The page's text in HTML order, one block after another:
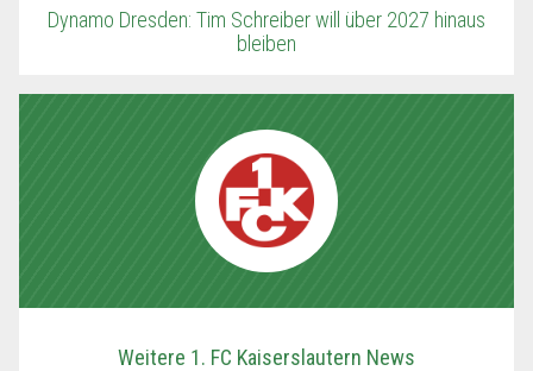
Dynamo Dresden: Tim Schreiber will über 2027 hinaus
bleiben
Weitere 1. FC Kaiserslautern News